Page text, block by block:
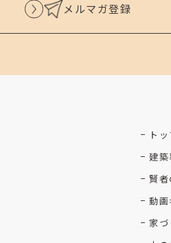
メルマガ登録
ト
建築
賢
動画
家づ